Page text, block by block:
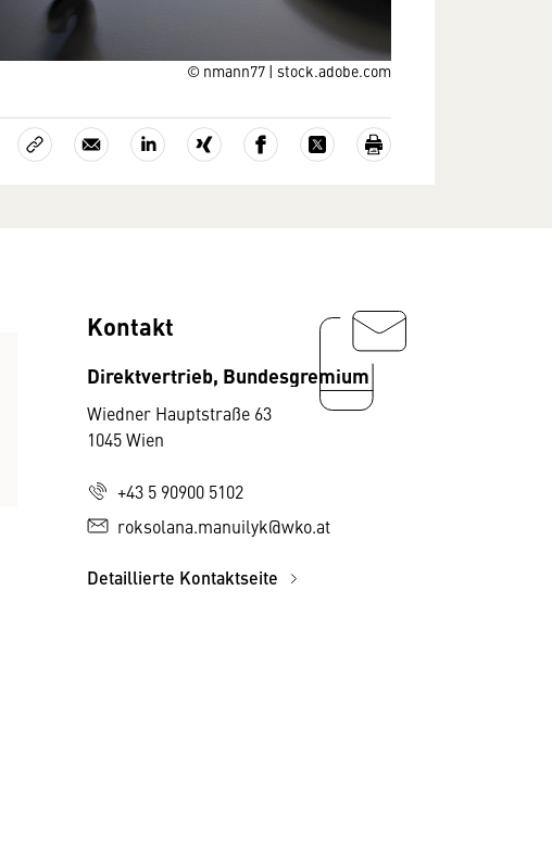
© nmann77 | stock.adobe.com
Kontakt
Direktvertrieb, Bundesgremium
Wiedner Hauptstraße 63
1045 Wien
+43 5 90900 5102
roksolana.manuilyk@wko.at
Detaillierte Kontaktseite